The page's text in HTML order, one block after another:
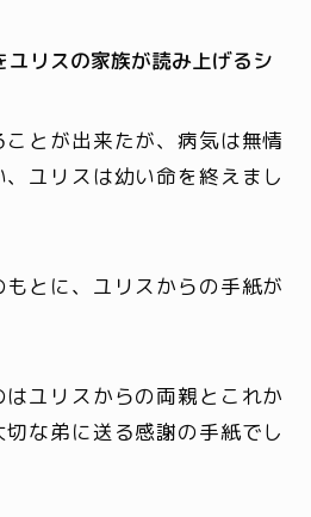
ユリスの家族が読み上げるシ
とが出来たが、病気は無情
ユリスは幼い命を終えまし
とに、ユリスからの手紙が
ユリスからの両親とこれか
な弟に送る感謝の手紙でし